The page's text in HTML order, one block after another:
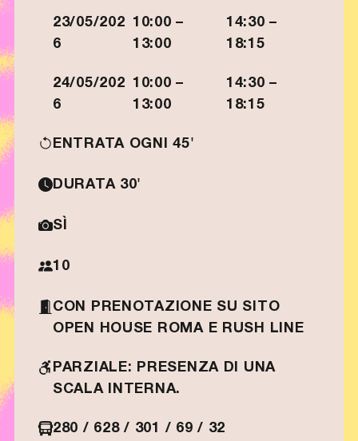
23/05/202
6
10:00 –
13:00
14:30 –
18:15
24/05/202
6
10:00 –
13:00
14:30 –
18:15
ENTRATA OGNI 45'
DURATA 30'
SÌ
10
CON PRENOTAZIONE SU SITO
OPEN HOUSE ROMA E RUSH LINE
PARZIALE: PRESENZA DI UNA
SCALA INTERNA.
280 / 628 / 301 / 69 / 32